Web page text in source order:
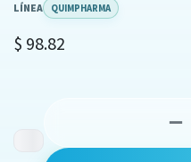
LÍNEA QUIMPHARMA
$ 98.82